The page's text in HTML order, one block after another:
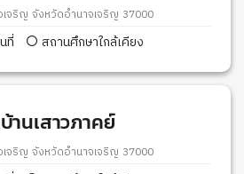
เจริญ จังหวัดอำนาจเจริญ 37000
ที่ สถานศึกษาใกล้เคียง
านเสาวภาคย์
เจริญ จังหวัดอำนาจเจริญ 37000